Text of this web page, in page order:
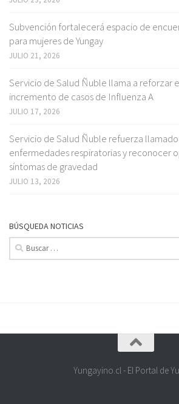
Subvención fortalecerá espacio de
para mujeres de Yungay
JULIO 21, 2026
Servicio de Salud Ñuble llama a reforzar
incremento de casos de Influenza A
JULIO 17, 2026
Servicio de Salud Ñuble refuerza
enfermedades respiratorias y reconocer
síntomas de gravedad
JULIO 13, 2026
BÚSQUEDA NOTICIAS
Buscar:
Yungayino.cl - El Portal de